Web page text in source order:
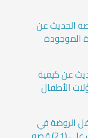
الحديث عن
الموجودة
عن كيفية
الأطفال
الروضة في